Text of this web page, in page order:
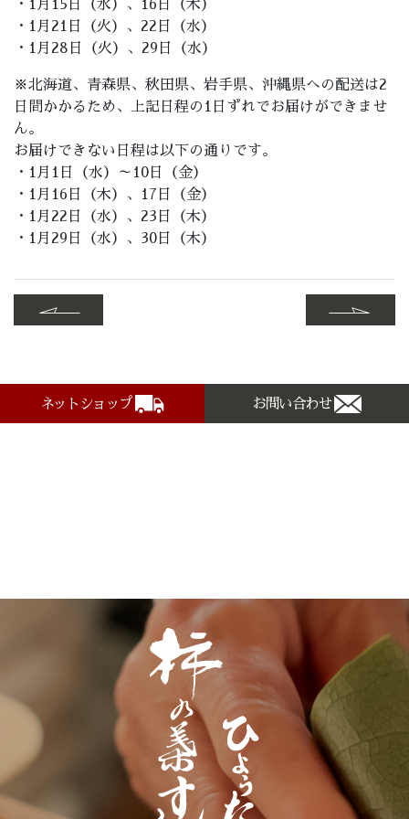
・1月15日（水）、16日（木）
・1月21日（火）、22日（水）
・1月28日（火）、29日（水）
※北海道、青森県、秋田県、岩手県、沖縄県への配送は2
日間かかるため、上記日程の1日ずれでお届けができませ
ん。
お届けできない日程は以下の通りです。
・1月1日（水）～10日（金）
・1月16日（木）、17日（金）
・1月22日（水）、23日（木）
・1月29日（水）、30日（木）
ネットショップ お問い合わせ